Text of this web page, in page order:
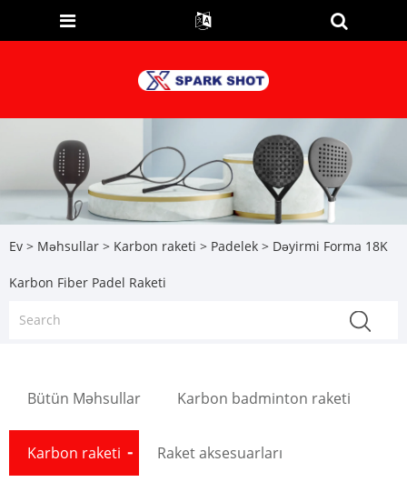
Ev > Məhsullar > Karbon raketi > Padelek > Dəyirmi Forma 18K
Karbon Fiber Padel Raketi
Bütün Məhsullar Karbon badminton raketi
Karbon raketi Raket aksesuarları